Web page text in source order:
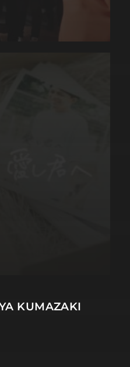
KUMAZAKI